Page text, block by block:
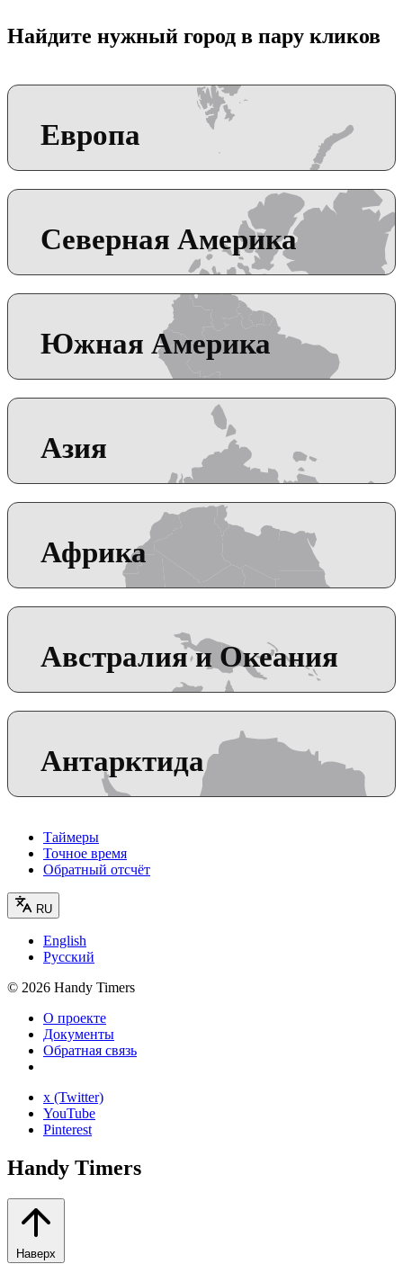
Найдите нужный город в пару кликов
Европа
Северная Америка
Южная Америка
Азия
Африка
Австралия и Океания
Антарктида
Таймеры
Точное время
Обратный отсчёт
RU
English
Русский
© 2026 Handy Timers
О проекте
Документы
Обратная связь
x (Twitter)
YouTube
Pinterest
Handy Timers
Наверх